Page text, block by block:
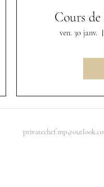
Cours
ven. 30 janv.